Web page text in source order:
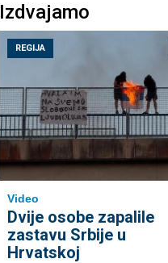
Izdvajamo
REGIJA
Video
Dvije osobe zapalile
zastavu Srbije u
Hrvatskoj